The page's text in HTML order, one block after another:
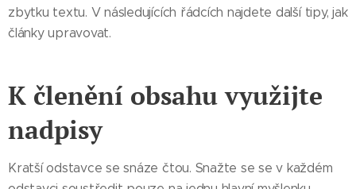
zbytku textu. V následujících řádcích najdete další tipy, jak
články upravovat.
K členění obsahu využijte
nadpisy
Kratší odstavce se snáze čtou. Snažte se se v každém